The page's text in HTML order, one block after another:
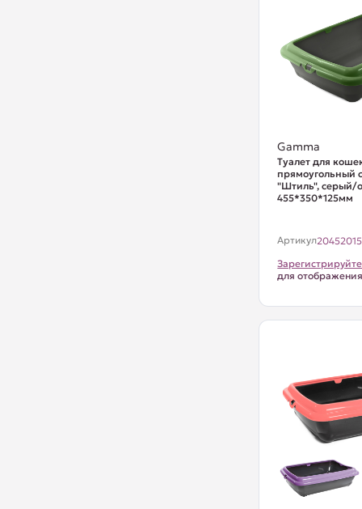
Gamma
Туалет для
прямоугольный
"Штиль", серый/
455*350*125мм
Артикул20452015
для